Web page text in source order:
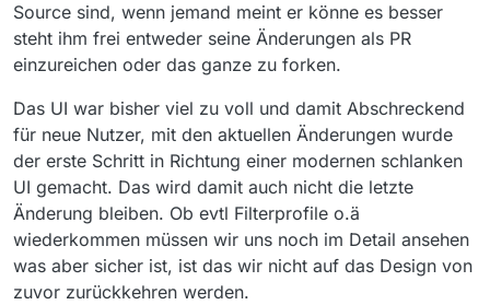
Source sind, wenn jemand meint er könne es besser
steht ihm frei entweder seine Änderungen als PR
einzureichen oder das ganze zu forken.
Das UI war bisher viel zu voll und damit Abschreckend
für neue Nutzer, mit den aktuellen Änderungen wurde
der erste Schritt in Richtung einer modernen schlanken
UI gemacht. Das wird damit auch nicht die letzte
Änderung bleiben. Ob evtl Filterprofile o.ä
wiederkommen müssen wir uns noch im Detail ansehen
was aber sicher ist, ist das wir nicht auf das Design von
zuvor zurückkehren werden.